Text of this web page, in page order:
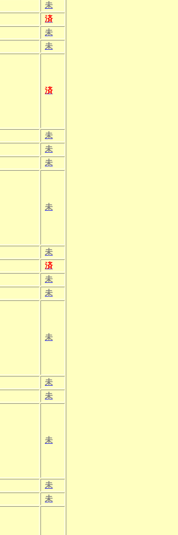
未
済
未
未
済
未
未
未
未
未
済
未
未
未
未
未
未
未
未